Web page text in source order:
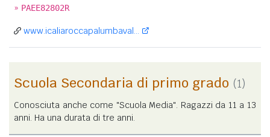
» PAEE82802R
www.icaliaroccapalumbaval...
Scuola Secondaria di primo grado (1)
Conosciuta anche come "Scuola Media". Ragazzi da 11 a 13
anni. Ha una durata di tre anni.